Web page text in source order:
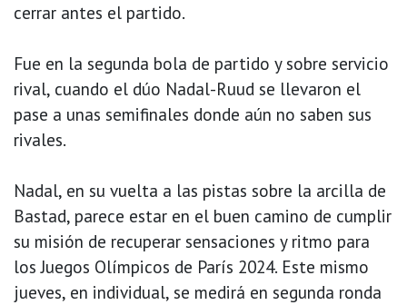
cerrar antes el partido.
Fue en la segunda bola de partido y sobre servicio
rival, cuando el dúo Nadal-Ruud se llevaron el
pase a unas semifinales donde aún no saben sus
rivales.
Nadal, en su vuelta a las pistas sobre la arcilla de
Bastad, parece estar en el buen camino de cumplir
su misión de recuperar sensaciones y ritmo para
los Juegos Olímpicos de París 2024. Este mismo
jueves, en individual, se medirá en segunda ronda